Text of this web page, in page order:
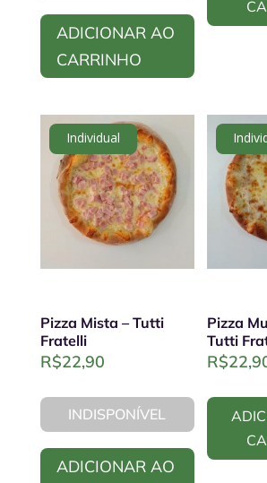
ADICIONAR AO
CARRINHO
Individual
Pizza Mista – Tutti
Fratelli
R$22,90
INDISPONÍVEL
ADICIONAR AO
Pizza
Tutti
R$